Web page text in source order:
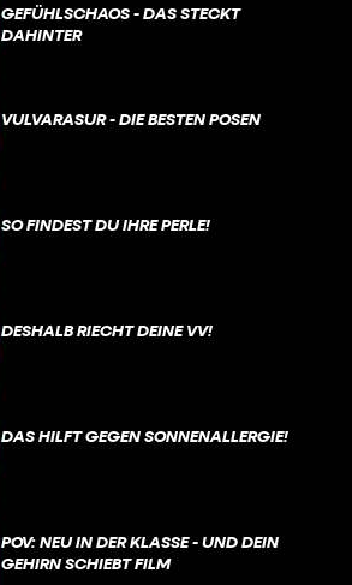
GEFÜHLSCHAOS - DAS STECKT
DAHINTER
VULVARASUR - DIE BESTEN POSEN
SO FINDEST DU IHRE PERLE!
DESHALB RIECHT DEINE VV!
DAS HILFT GEGEN SONNENALLERGIE!
POV: NEU IN DER KLASSE - UND DEIN
GEHIRN SCHIEBT FILM